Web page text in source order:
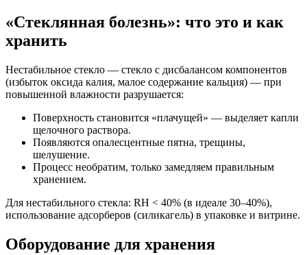
«Стеклянная болезнь»: что это и как
хранить
Нестабильное стекло — стекло с дисбалансом компонентов
(избыток оксида калия, малое содержание кальция) — при
повышенной влажности разрушается:
Поверхность становится «плачущей» — выделяет капли
щелочного раствора.
Появляются опалесцентные пятна, трещины,
шелушение.
Процесс необратим, только замедляем правильным
хранением.
Для нестабильного стекла: RH < 40% (в идеале 30–40%),
использование адсорберов (силикагель) в упаковке и витрине.
Оборудование для хранения